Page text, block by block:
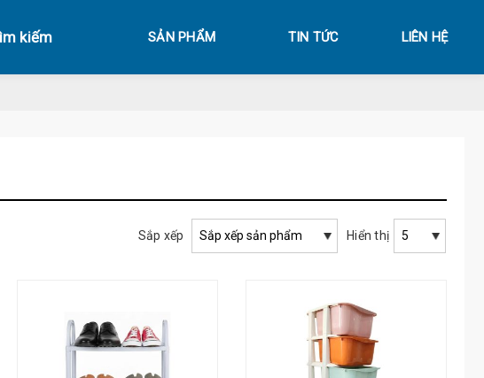
kiếm SẢN PHẨM TIN TỨC LIÊN HỆ
Sắp xếp Hiển thị